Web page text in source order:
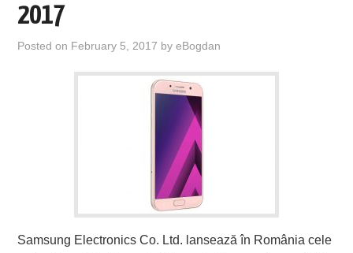
2017
Posted on February 5, 2017 byeBogdan
Samsung Electronics Co. Ltd. lansează în România cele